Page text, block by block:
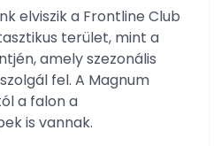
elviszik a Frontline Club
terület, mint a
amely szezonális
fel. A Magnum
a falon a
is vannak.